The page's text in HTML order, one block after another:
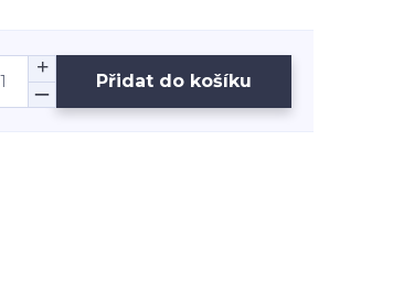
Přidat do košíku